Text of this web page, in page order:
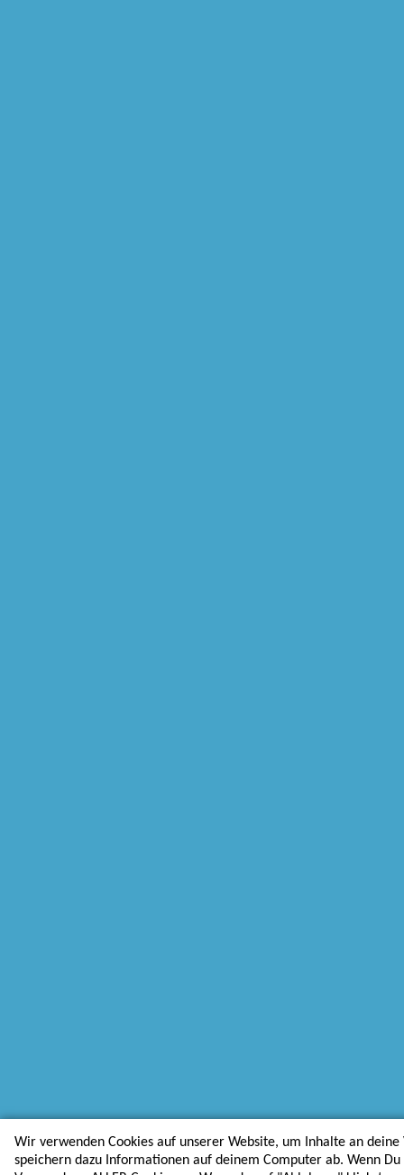
Wir verwenden Cookies auf unserer Website, um Inhalte an deine
speichern dazu Informationen auf deinem Computer ab. Wenn